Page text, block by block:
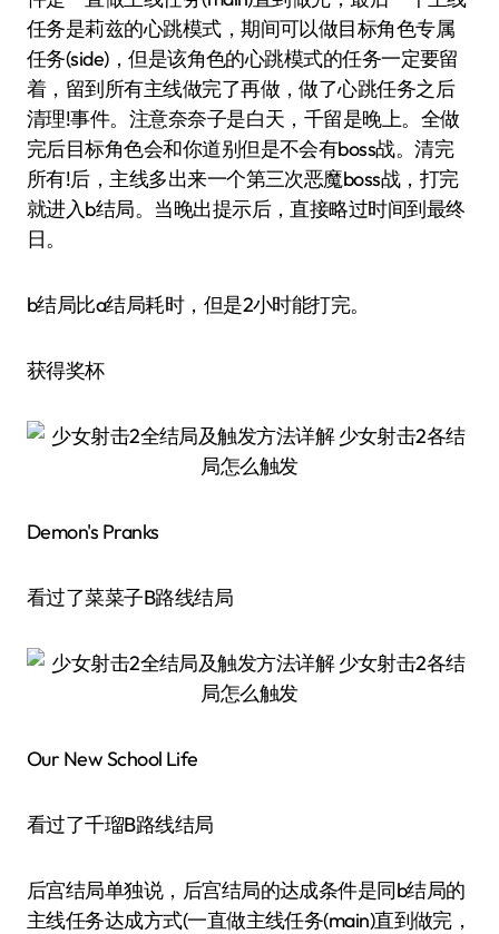
任务是莉兹的心跳模式，期间可以做目标角色专属
任务(side)，但是该角色的心跳模式的任务一定要留
着，留到所有主线做完了再做，做了心跳任务之后
清理!事件。注意奈奈子是白天，千留是晚上。全做
完后目标角色会和你道别但是不会有boss战。清完
所有!后，主线多出来一个第三次恶魔boss战，打完
就进入b结局。当晚出提示后，直接略过时间到最终
日。
b结局比a结局耗时，但是2小时能打完。
获得奖杯
Demon's Pranks
看过了菜菜子B路线结局
Our New School Life
看过了千瑠B路线结局
后宫结局单独说，后宫结局的达成条件是同b结局的
主线任务达成方式(一直做主线任务(main)直到做完，